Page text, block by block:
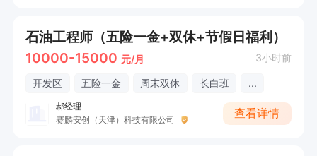
石油工程师（五险一金+双休+节假日福利）
10000-15000 元/月 3小时前
开发区 五险一金 周末双休 长白班 ...
郝经理
赛麟安创（天津）科技有限公司
查看详情